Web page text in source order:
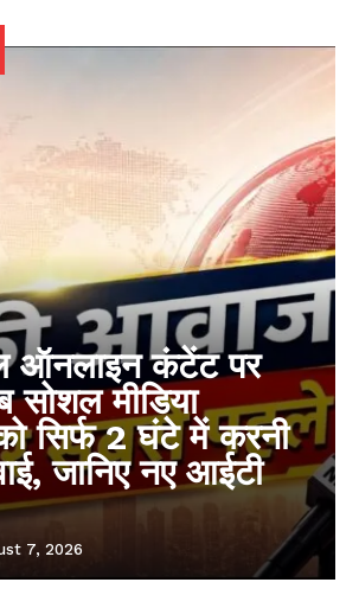
ऑनलाइन कंटेंट पर
मीडिया
सिर्फ 2 घंटे में करनी
जानिए नए आईटी
7, 2026